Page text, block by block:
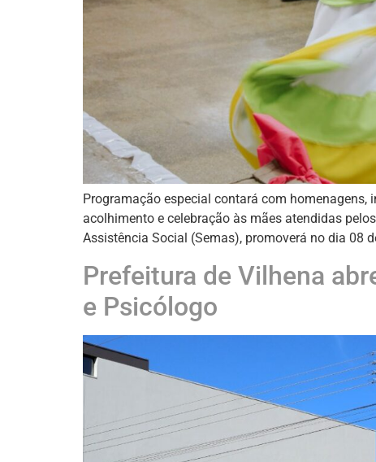
Programação especial contará com
acolhimento e celebração às mães atendidas
Assistência Social (Semas), promoverá no dia 08
Prefeitura de Vilhena
e Psicólogo